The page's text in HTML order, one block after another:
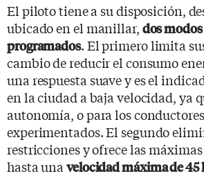
El piloto tiene a su disposición,
ubicado en el manillar, dos
programados. El primero limita
cambio de reducir el consumo
una respuesta suave y es el
en la ciudad a baja velocidad, ya
autonomía, o para los
experimentados. El segundo
restricciones y ofrece las
hasta unavelocidad máxima de